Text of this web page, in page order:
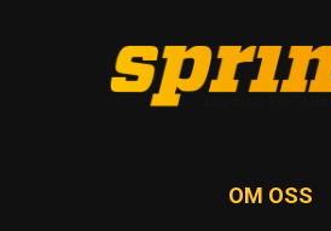
OM OSS